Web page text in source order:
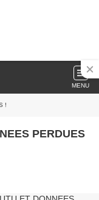
MENU
!
PERDUES